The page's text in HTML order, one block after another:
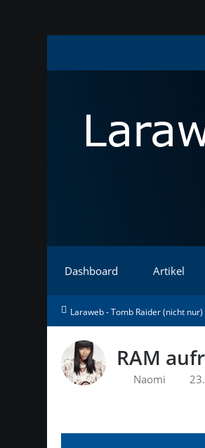
Dashboard Artikel
Laraweb - Tomb Raider (nicht
RAM
Naomi